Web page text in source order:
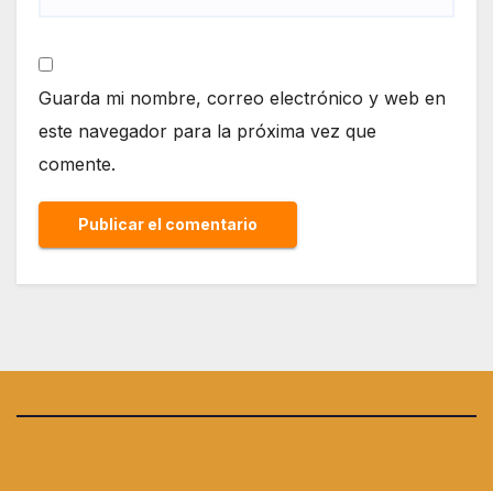
Guarda mi nombre, correo electrónico y web en
este navegador para la próxima vez que
comente.